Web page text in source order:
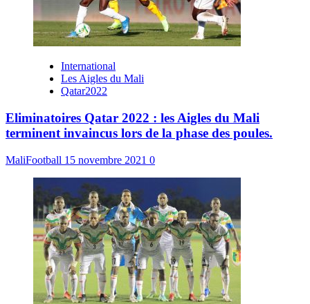
International
Les Aigles du Mali
Qatar2022
Eliminatoires Qatar 2022 : les Aigles du Mali
terminent invaincus lors de la phase des poules.
MaliFootball 15 novembre 2021 0